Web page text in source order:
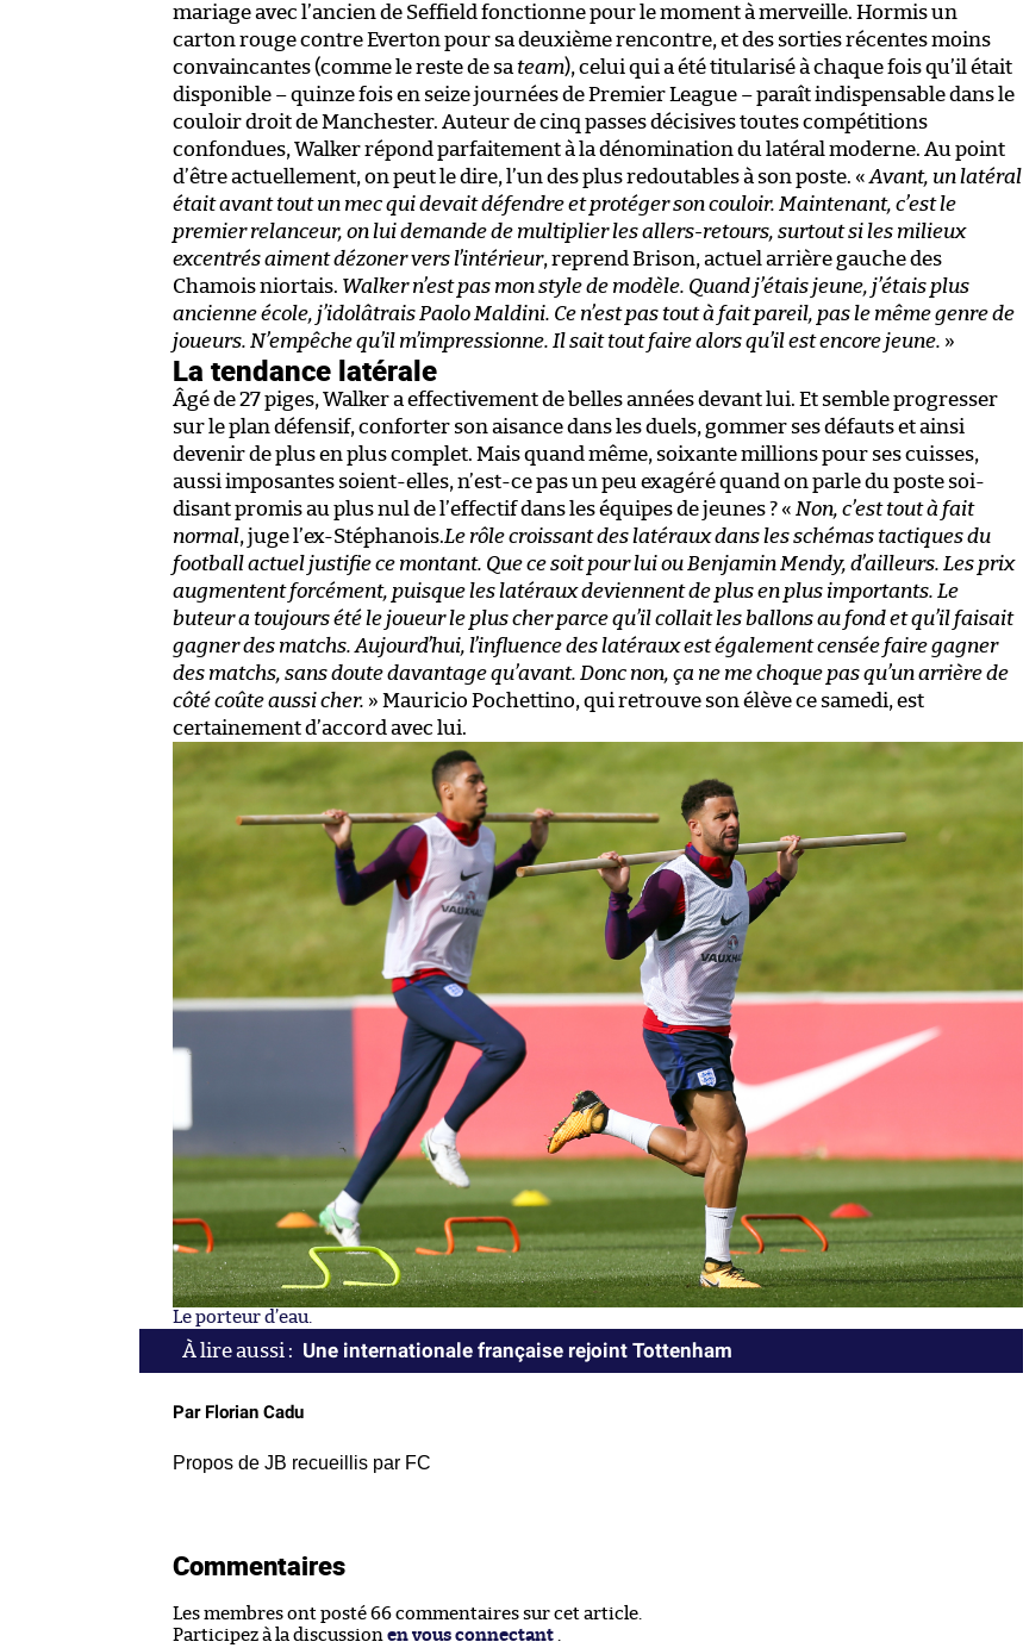
mariage avec l’ancien de Seffield fonctionne pour le moment à merveille. Hormis un
carton rouge contre Everton pour sa deuxième rencontre, et des sorties récentes moins
convaincantes (comme le reste de sa team), celui qui a été titularisé à chaque fois qu’il était
disponible – quinze fois en seize journées de Premier League – paraît indispensable dans le
couloir droit de Manchester. Auteur de cinq passes décisives toutes compétitions
confondues, Walker répond parfaitement à la dénomination du latéral moderne. Au point
d’être actuellement, on peut le dire, l’un des plus redoutables à son poste. « Avant, un latéral
était avant tout un mec qui devait défendre et protéger son couloir. Maintenant, c’est le
premier relanceur, on lui demande de multiplier les allers-retours, surtout si les milieux
excentrés aiment dézoner vers l’intérieur, reprend Brison, actuel arrière gauche des
Chamois niortais. Walker n’est pas mon style de modèle. Quand j’étais jeune, j’étais plus
ancienne école, j’idolâtrais Paolo Maldini. Ce n’est pas tout à fait pareil, pas le même genre de
joueurs. N’empêche qu’il m’impressionne. Il sait tout faire alors qu’il est encore jeune. »
La tendance latérale
Âgé de 27 piges, Walker a effectivement de belles années devant lui. Et semble progresser
sur le plan défensif, conforter son aisance dans les duels, gommer ses défauts et ainsi
devenir de plus en plus complet. Mais quand même, soixante millions pour ses cuisses,
aussi imposantes soient-elles, n’est-ce pas un peu exagéré quand on parle du poste soi-
disant promis au plus nul de l’effectif dans les équipes de jeunes ? « Non, c’est tout à fait
normal, juge l’ex-Stéphanois.Le rôle croissant des latéraux dans les schémas tactiques du
football actuel justifie ce montant. Que ce soit pour lui ou Benjamin Mendy, d’ailleurs. Les prix
augmentent forcément, puisque les latéraux deviennent de plus en plus importants. Le
buteur a toujours été le joueur le plus cher parce qu’il collait les ballons au fond et qu’il faisait
gagner des matchs. Aujourd’hui, l’influence des latéraux est également censée faire gagner
des matchs, sans doute davantage qu’avant. Donc non, ça ne me choque pas qu’un arrière de
côté coûte aussi cher. » Mauricio Pochettino, qui retrouve son élève ce samedi, est
certainement d’accord avec lui.
Le porteur d’eau.
Une internationale française rejoint Tottenham
Par Florian Cadu
Propos de JB recueillis par FC
Commentaires
Les membres ont posté 66 commentaires sur cet article.
Participez à la discussion en vous connectant .